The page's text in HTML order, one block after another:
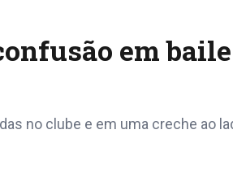
em
no clube e em uma creche ao